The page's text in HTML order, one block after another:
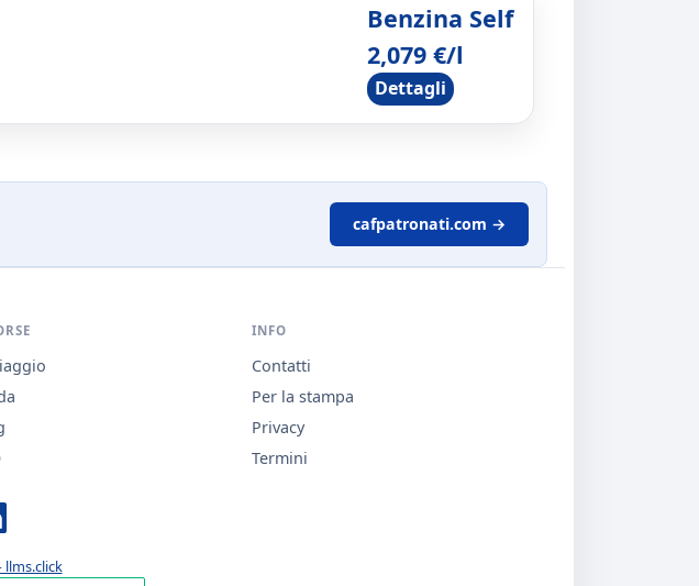
Benzina Self
2,079 €/l
Dettagli
cafpatronati.com →
INFO
Contatti
Per la stampa
Privacy
Termini